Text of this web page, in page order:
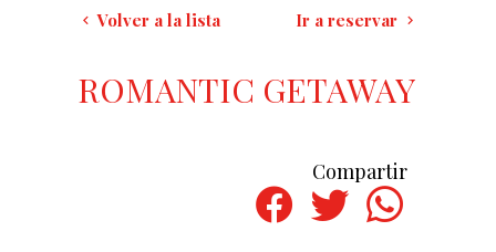
Volver a la lista Ir a reservar
ROMANTIC GETAWAY
Compartir